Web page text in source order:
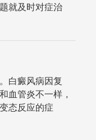
就及时对症治
白癜风病因复
血管炎不一样，
态反应的症